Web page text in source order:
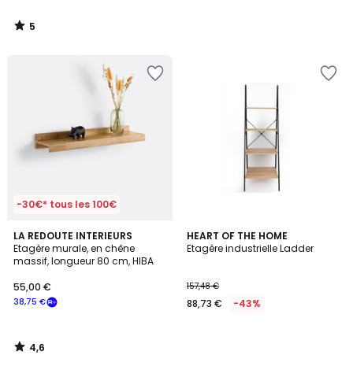
5
/
-30€* tous les 100€
LA REDOUTE INTERIEURS
Etagère murale, en chêne
massif, longueur 80 cm, HIBA
38,75 €
55,00 €
4,6
/ 5
4,6
/
HEART OF THE HOME
Etagère industrielle Ladder
157,48 €
88,73 € -43%